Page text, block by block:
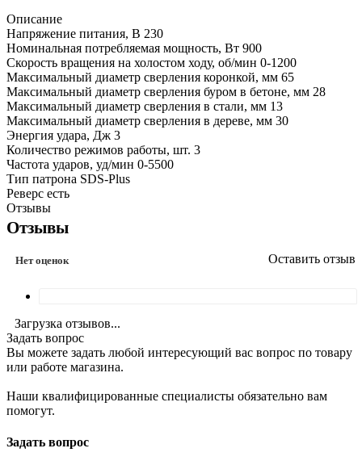
Описание
Напряжение питания, В 230
Номинальная потребляемая мощность, Вт 900
Скорость вращения на холостом ходу, об/мин 0-1200
Максимальный диаметр сверления коронкой, мм 65
Максимальный диаметр сверления буром в бетоне, мм 28
Максимальный диаметр сверления в стали, мм 13
Максимальный диаметр сверления в дереве, мм 30
Энергия удара, Дж 3
Количество режимов работы, шт. 3
Частота ударов, уд/мин 0-5500
Тип патрона SDS-Plus
Реверс есть
Отзывы
Отзывы
Нет оценок Оставить отзыв
Загрузка отзывов...
Задать вопрос
Вы можете задать любой интересующий вас вопрос по товару
или работе магазина.
Наши квалифицированные специалисты обязательно вам
помогут.
Задать вопрос